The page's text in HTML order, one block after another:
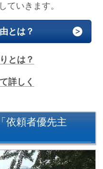
ていきます。
とは？
とは？
詳しく
依頼者優先主